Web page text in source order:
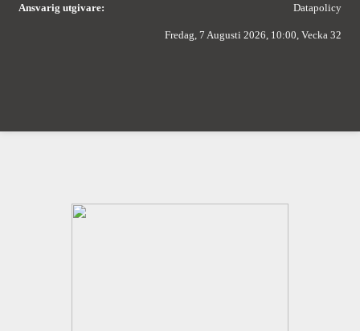
Ansvarig utgivare: Datapolicy
Fredag, 7 Augusti 2026, 10:00, Vecka 32